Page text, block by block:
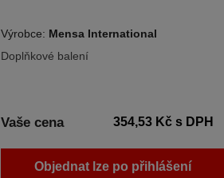
Výrobce: Mensa International
Doplňkové balení
Vaše cena 354,53 Kč s DPH
Objednat lze po přihlášení